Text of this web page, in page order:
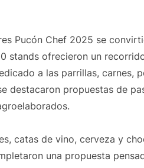
Pucón Chef 2025 se
stands ofrecieron un
a las parrillas, carnes,
destacaron propuestas de
catas de vino, cerveza y
una propuesta